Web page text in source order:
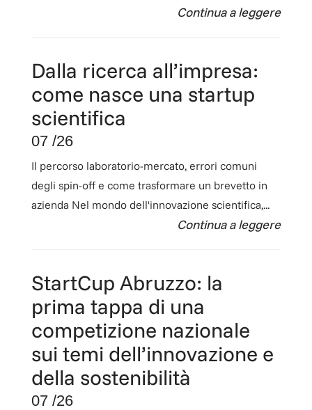
Dalla ricerca all’impresa:
come nasce una startup
scientifica
07 /26
Il percorso laboratorio-mercato, errori comuni
degli spin-off e come trasformare un brevetto in
azienda Nel mondo dell'innovazione scientifica,...
StartCup Abruzzo: la
prima tappa di una
competizione nazionale
sui temi dell’innovazione e
della sostenibilità
07 /26